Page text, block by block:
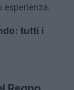
esperienza.
tutti i